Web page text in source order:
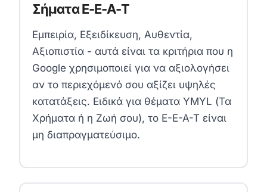
Σήματα E-E-A-T
Εμπειρία, Εξειδίκευση, Αυθεντία,
Αξιοπιστία - αυτά είναι τα κριτήρια που η
Google χρησιμοποιεί για να αξιολογήσει
αν το περιεχόμενό σου αξίζει υψηλές
κατατάξεις. Ειδικά για θέματα YMYL (Τα
Χρήματα ή η Ζωή σου), το E-E-A-T είναι
μη διαπραγματεύσιμο.